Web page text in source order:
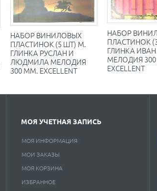
НАБОР ВИНИЛОВЫХ
ПЛАСТИНОК (5 ШТ) М.
ГЛИНКА РУСЛАН И
ЛЮДМИЛА МЕЛОДИЯ
300 ММ. EXCELLENT
НАБОР
ПЛАСТИНОК
ГЛИНКА
МЕЛОДИЯ
EXCELLENT
МОЯ УЧЕТНАЯ ЗАПИСЬ
МОЯ ИНФОРМАЦИЯ
МОИ ЗАКАЗЫ
МОЯ КОРЗИНА
ИЗБРАННОЕ